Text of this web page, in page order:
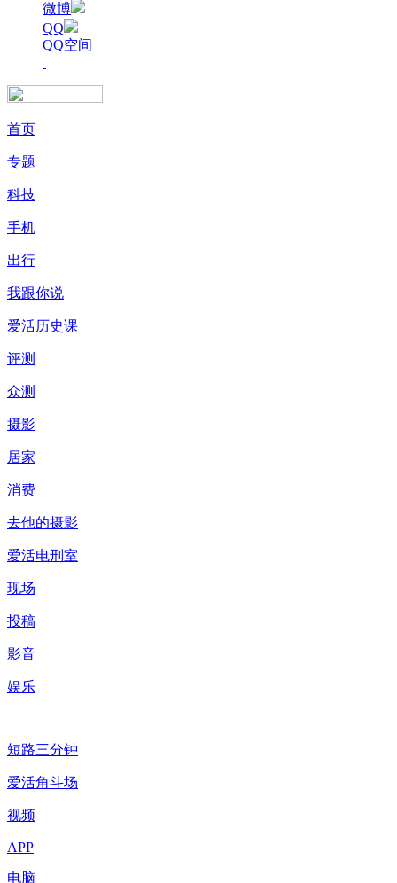
微博
QQ
QQ空间
首页
专题
科技
手机
出行
我跟你说
爱活历史课
评测
众测
摄影
居家
消费
去他的摄影
爱活电刑室
现场
投稿
影音
娱乐
短路三分钟
爱活角斗场
视频
APP
电脑